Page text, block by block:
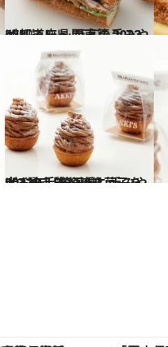
2022.1.2
47都道府県 至高の手みやげリスト ～関東篇 2022～
グルメ
2021.12.31
2022年【埼玉県】手みやげ3選 上質な焼き菓子を大人の手みやげに
グルメ